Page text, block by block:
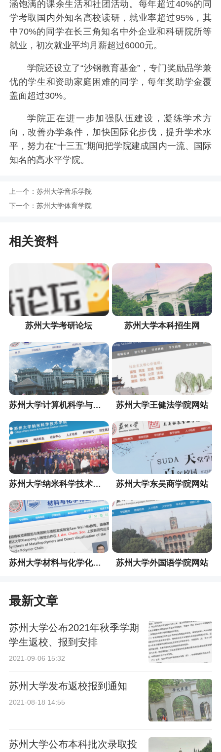
涵饱满的课余生活和社团活动。每年超过40%的同
学考取国内外知名高校读研，就业率超过95%，其
中70%的同学在长三角知名中外企业和科研院所等
就业，初次就业平均月薪超过6000元。
学院还设立了“沙钢教育基金”，专门奖励品学兼
优的学生和资助家庭困难的同学，每年奖助学金覆
盖面超过30%。
学院正在进一步加强队伍建设，凝练学术方
向，改善办学条件，加快国际化步伐，提升学术水
平，努力在“十三五”期间把学院建成国内一流、国际
知名的高水平学院。
上一个： 苏州大学音乐学院
下一个： 苏州大学体育学院
相关资料
苏州大学考研论坛 苏州大学本科招生网
苏州大学计算机科学与技术学院网站 苏州大学王健法学院网站
苏州大学纳米科学技术学院网站 苏州大学东吴商学院网站
苏州大学材料与化学化工学部网站 苏州大学外国语学院网站
最新文章
苏州大学公布2021年秋季学期
学生返校、报到安排
2021-09-06 15:32
苏州大学发布返校报到通知
2021-08-18 14:55
苏州大学公布本科批次录取投